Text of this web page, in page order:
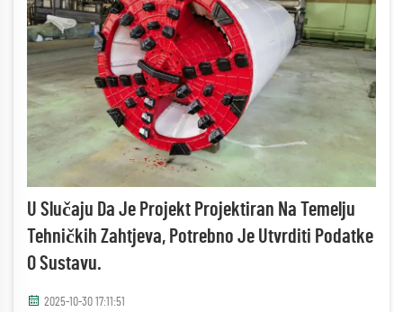
U Slučaju Da Je Projekt Projektiran Na Temelju
Tehničkih Zahtjeva, Potrebno Je Utvrditi Podatke
O Sustavu.
2025-10-30 17:11:51